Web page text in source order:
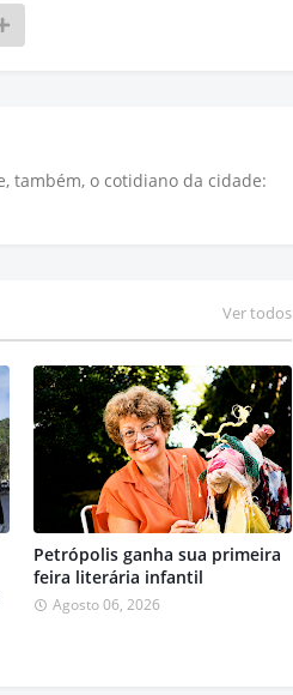
também, o cotidiano da cidade:
Ver todos
Petrópolis ganha sua primeira
feira literária infantil
Agosto 06, 2026